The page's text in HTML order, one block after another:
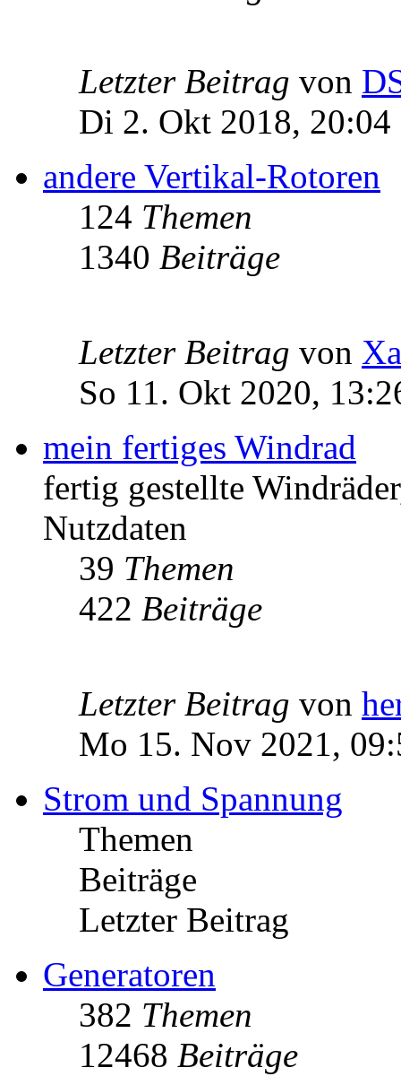
Letzter Beitrag von
Di 2. Okt 2018, 20:04
andere Vertikal-Rotoren
124 Themen
1340 Beiträge
Letzter Beitrag von
So 11. Okt 2020,
mein fertiges Windrad
fertig gestellte
Nutzdaten
39 Themen
422 Beiträge
Letzter Beitrag von
Mo 15. Nov 2021,
Strom und Spannung
Themen
Beiträge
Letzter Beitrag
Generatoren
382 Themen
12468 Beiträge